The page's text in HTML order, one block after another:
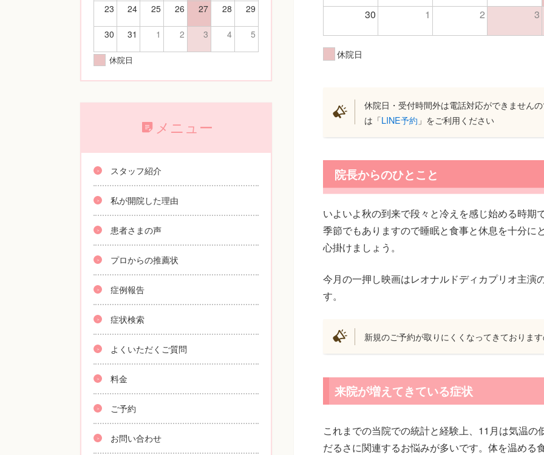
30 1 2 3
休院日
休院日・受付時間外は電話対応ができません
は「LINE予約 」をご利用ください
院長からのひとこと
いよいよ秋の到来で段々と冷えを感じ始める時期
季節でもありますので睡眠と食事と休息を十分に
心掛けましょう。
今月の一押し映画はレオナルドディカプリオ主演
す。
新規のご予約が取りにくくなってきておりま
来院が増えてきている症状
これまでの当院での統計と経験上、11月は気温
だるさに関連するお悩みが多いです。体を温める
23 24 25 26 27 28 29
30 31 1 2 3 4 5
休院日
メニュー
スタッフ紹介
私が開院した理由
患者さまの声
プロからの推薦状
症例報告
症状検索
よくいただくご質問
料金
ご予約
お問い合わせ